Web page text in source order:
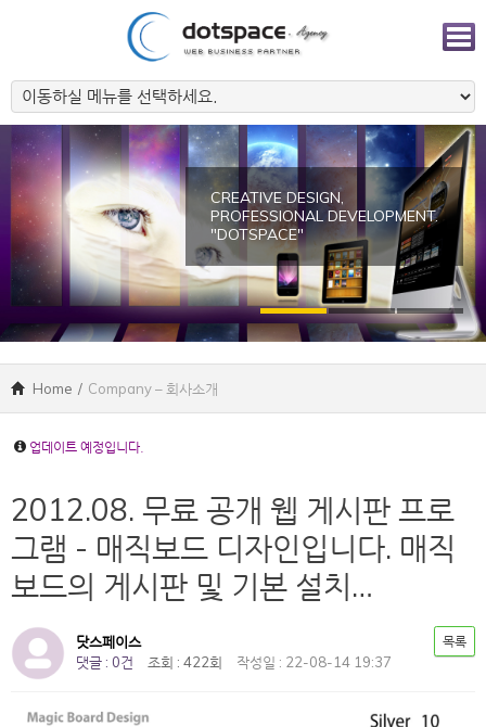
CREATIVE DESIGN,
PROFESSIONAL DEVELOPMENT.
"DOTSPACE"
Home / Company – 회사소개
업데이트 예정입니다.
2012.08. 무료 공개 웹 게시판 프로
그램 - 매직보드 디자인입니다. 매직
보드의 게시판 및 기본 설치…
닷스페이스
댓글 : 0건
조회 : 422회 작성일 : 22-08-14 19:37
목록